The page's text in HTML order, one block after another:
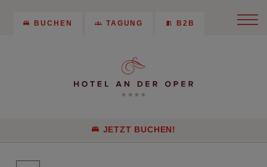
BUCHEN TAGUNG B2B
JETZT BUCHEN!